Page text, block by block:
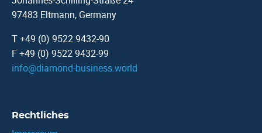
97483 Eltmann, Germany
T +49 (0) 9522 9432-90
F +49 (0) 9522 9432-99
info@diamond-business.world
Rechtliches